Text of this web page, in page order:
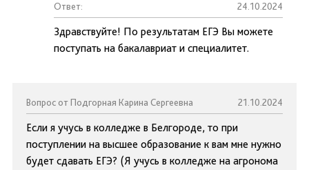
Ответ: 24.10.2024
Здравствуйте! По результатам ЕГЭ Вы можете
поступать на бакалавриат и специалитет.
Вопрос от Подгорная Карина Сергеевна 21.10.2024
Если я учусь в колледже в Белгороде, то при
поступлении на высшее образование к вам мне нужно
будет сдавать ЕГЭ? (Я учусь в колледже на агронома